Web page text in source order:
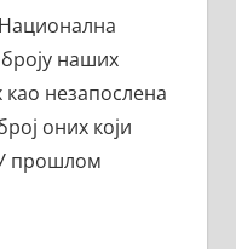
наших
незапослена
оних који
прошлом